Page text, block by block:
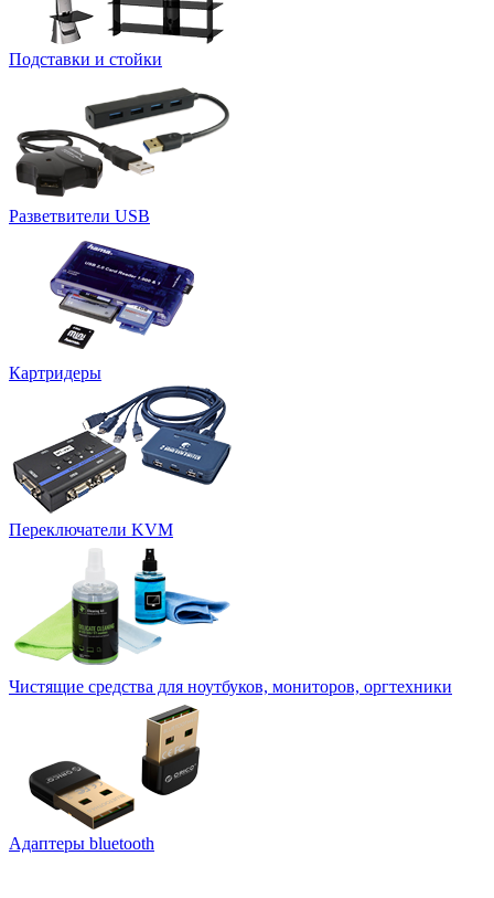
Подставки и стойки
Разветвители USB
Картридеры
Переключатели KVM
Чистящие средства для ноутбуков, мониторов, оргтехники
Адаптеры bluetooth